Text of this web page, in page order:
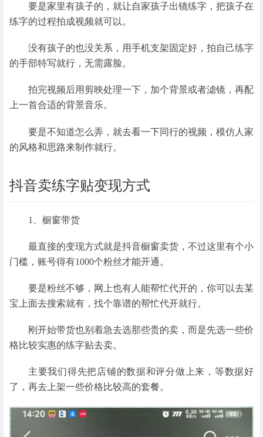
要是家里有孩子的，就让自家孩子出镜练字，把孩子在
练字的过程拍成视频就可以。
没有孩子的也没关系，用手机支架固定好，拍自己练字
的手部特写就行，无需露脸。
拍完视频后用剪映处理一下，加个背景或者滤镜，再配
上一首合适的背景音乐。
要是不知道怎么弄，就去看一下同行的视频，模仿人家
的风格和思路来制作就行。
抖音卖练字贴变现方式
1、橱窗带货
最直接的变现方式就是抖音橱窗卖货，不过这里有个小
门槛，账号得有1000个粉丝才能开通。
要是粉丝不够，网上也有人能帮忙代开的，你可以去某
宝上面去搜索就有，找个靠谱的帮忙代开就行。
刚开始带货也别着急去选那些贵的卖，而是先选一些价
格比较实惠的练字贴去卖。
主要我们得先把店铺的数据和评分做上来，等数据好
了，再去上架一些价格比较高的套餐。